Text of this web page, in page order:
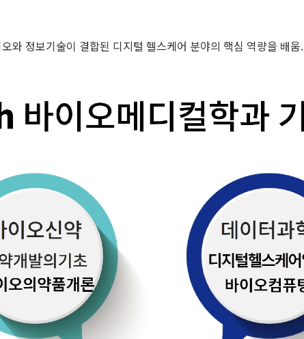
와 정보기술이 결합된 디지털 헬스케어 분야의 핵심 역량을 배움.